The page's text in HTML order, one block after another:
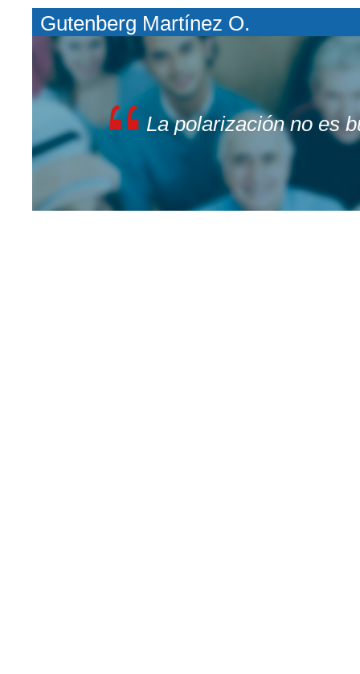
Gutenberg Martínez O.
La polarización no es